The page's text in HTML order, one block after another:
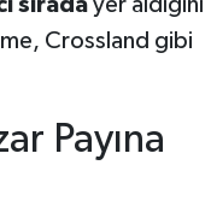
sıradayer aldığını
Crossland gibi
Payına